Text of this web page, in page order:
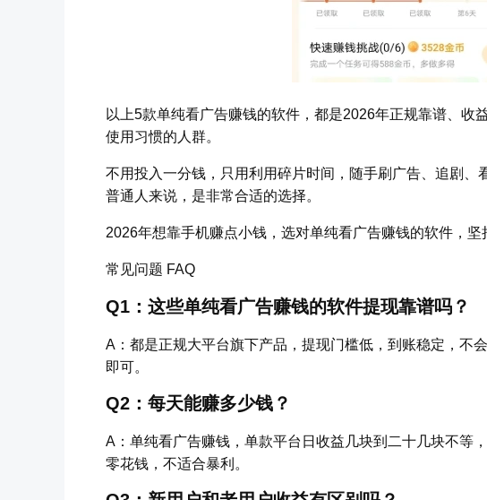
以上5款单纯看广告赚钱的软件，都是2026年正规靠谱、收
使用习惯的人群。
不用投入一分钱，只用利用碎片时间，随手刷广告、追剧、
普通人来说，是非常合适的选择。
2026年想靠手机赚点小钱，选对单纯看广告赚钱的软件，坚
常见问题 FAQ
Q1：这些单纯看广告赚钱的软件提现靠谱吗？
A：都是正规大平台旗下产品，提现门槛低，到账稳定，不
即可。
Q2：每天能赚多少钱？
A：单纯看广告赚钱，单款平台日收益几块到二十几块不等
零花钱，不适合暴利。